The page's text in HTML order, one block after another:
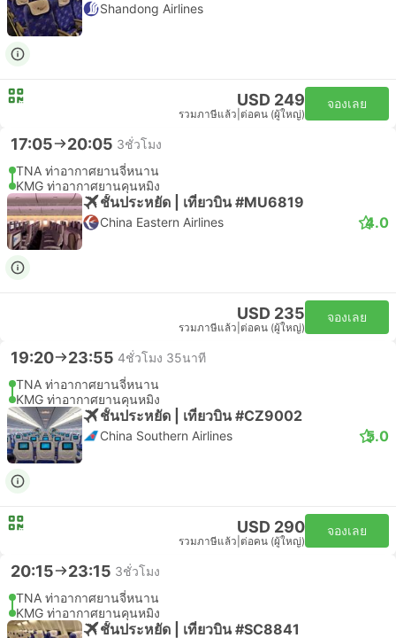
Shandong Airlines
USD 249
รวมภาษีแล้ว ต่อคน (ผู้ใหญ่)
จองเลย
17:05 20:05 3ชั่วโมง
TNA ท่าอากาศยานจี่หนาน
KMG ท่าอากาศยานคุนหมิง
ชั้นประหยัด | เที่ยวบิน #MU6819
China Eastern Airlines 4.0
USD 235
รวมภาษีแล้ว ต่อคน (ผู้ใหญ่)
จองเลย
19:20 23:55 4ชั่วโมง 35นาที
TNA ท่าอากาศยานจี่หนาน
KMG ท่าอากาศยานคุนหมิง
ชั้นประหยัด | เที่ยวบิน #CZ9002
China Southern Airlines 5.0
USD 290
รวมภาษีแล้ว ต่อคน (ผู้ใหญ่)
จองเลย
20:15 23:15 3ชั่วโมง
TNA ท่าอากาศยานจี่หนาน
KMG ท่าอากาศยานคุนหมิง
ชั้นประหยัด | เที่ยวบิน #SC8841